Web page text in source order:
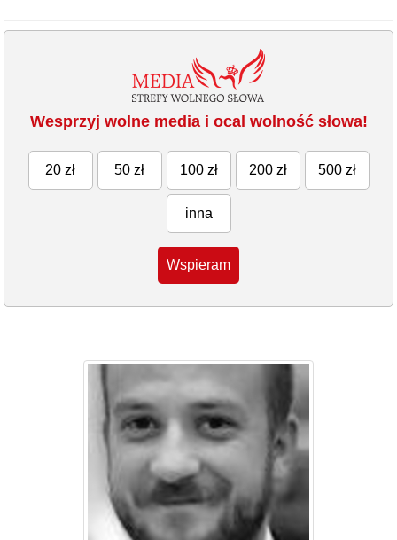
Wesprzyj wolne media i ocal wolność słowa!
20 zł 50 zł 100 zł 200 zł 500 zł
inna
Wspieram